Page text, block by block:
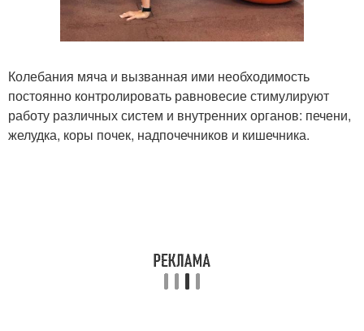
Колебания мяча и вызванная ими необходимость
постоянно контролировать равновесие стимулируют
работу различных систем и внутренних органов: печени,
желудка, коры почек, надпочечников и кишечника.